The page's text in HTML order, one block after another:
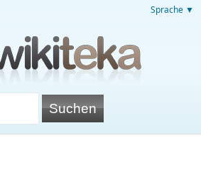
Sprache ▼